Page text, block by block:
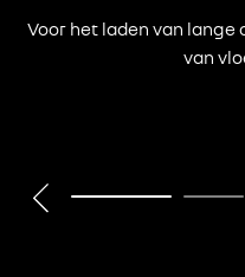
Voor het laden van lange
van